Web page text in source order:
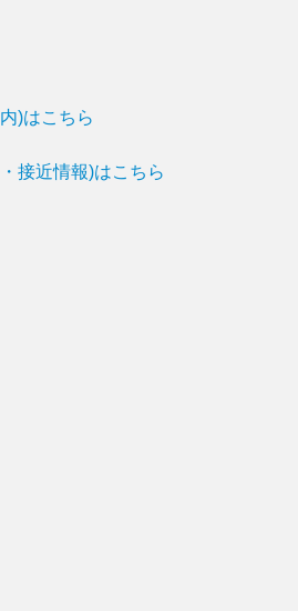
)はこちら
接近情報)はこちら